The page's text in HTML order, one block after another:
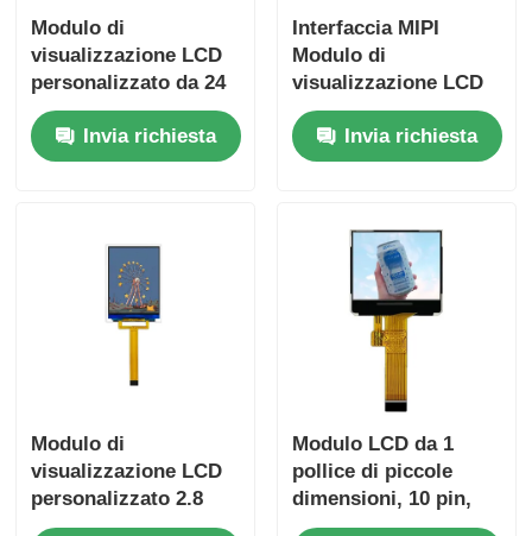
Modulo di
visualizzazione LCD
personalizzato da 24
pin da 1,3 pollici 240
x 240 Display Full
Viewing Angle
Invia richiesta
Interfaccia MIPI
Modulo di
visualizzazione LCD
IPS da 4,3 pollici
540x960 Pannello
LCD 350 Cd/M2
Invia richiesta
Modulo di
visualizzazione LCD
personalizzato 2.8
pollici 14 pin Modulo
Modulo LCD da 1
pollice di piccole
dimensioni, 10 pin,
SPI, display touch,